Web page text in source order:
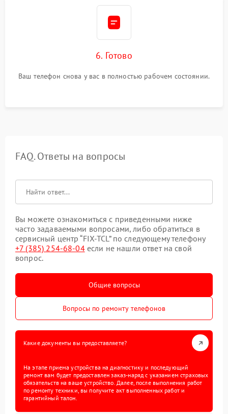
6. Готово
Ваш телефон снова у вас в полностью рабочем состоянии.
FAQ. Ответы на вопросы
Вы можете ознакомиться с приведенными ниже
часто задаваемыми вопросами, либо обратиться в
сервисный центр “FIX-TCL” по следующему телефону
+7 (385) 254-68-04если не нашли ответ на свой
вопрос.
Общие вопросы
Вопросы по ремонту телефонов
Какие документы вы предоставляете?
На этапе приема устройства на диагностику и последующий
ремонт вам будет предоставлен заказ-наряд с указанием страховых
обязательств на ваше устройство. Далее, после выполнения работ
по ремонту техники, вы получите акт выполненных работ и
гарантийный талон.